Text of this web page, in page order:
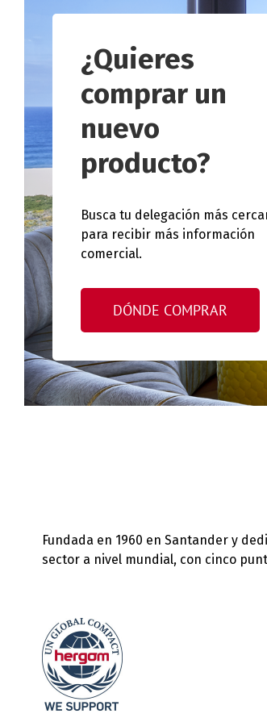
¿Quieres
comprar un
nuevo
producto?
Busca tu delegación más
para recibir más información
comercial.
DÓNDE COMPRAR
Fundada en 1960 en Santander y
sector a nivel mundial, con cinco